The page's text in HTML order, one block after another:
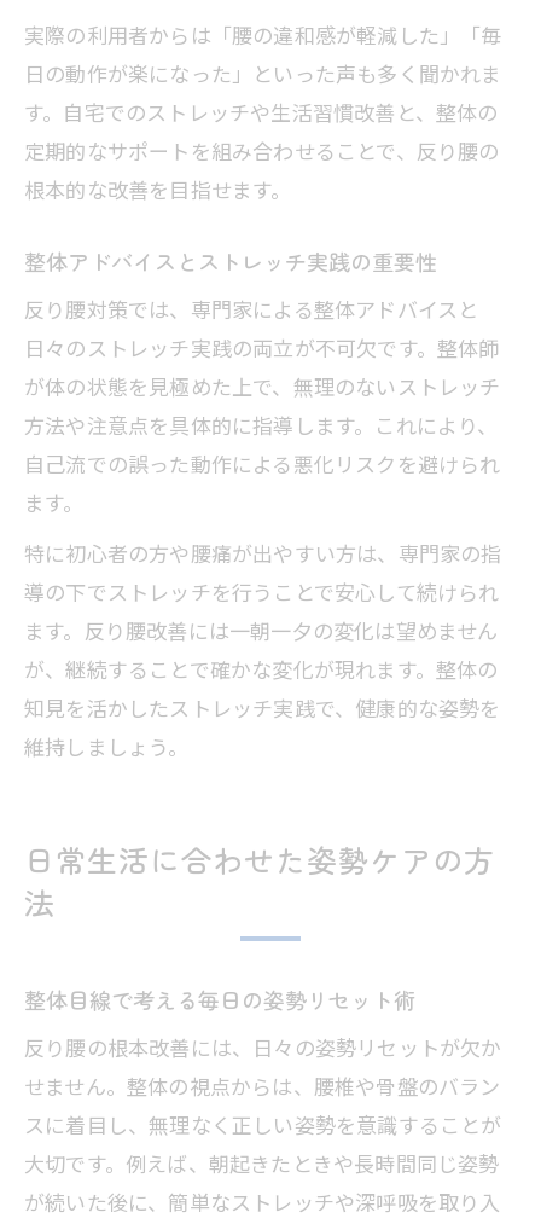
実際の利用者からは「腰の違和感が軽減した」「毎
日の動作が楽になった」といった声も多く聞かれま
す。自宅でのストレッチや生活習慣改善と、整体の
定期的なサポートを組み合わせることで、反り腰の
根本的な改善を目指せます。
整体アドバイスとストレッチ実践の重要性
反り腰対策では、専門家による整体アドバイスと
日々のストレッチ実践の両立が不可欠です。整体師
が体の状態を見極めた上で、無理のないストレッチ
方法や注意点を具体的に指導します。これにより、
自己流での誤った動作による悪化リスクを避けられ
ます。
特に初心者の方や腰痛が出やすい方は、専門家の指
導の下でストレッチを行うことで安心して続けられ
ます。反り腰改善には一朝一夕の変化は望めません
が、継続することで確かな変化が現れます。整体の
知見を活かしたストレッチ実践で、健康的な姿勢を
維持しましょう。
日常生活に合わせた姿勢ケアの方
法
整体目線で考える毎日の姿勢リセット術
反り腰の根本改善には、日々の姿勢リセットが欠か
せません。整体の視点からは、腰椎や骨盤のバラン
スに着目し、無理なく正しい姿勢を意識することが
大切です。例えば、朝起きたときや長時間同じ姿勢
が続いた後に、簡単なストレッチや深呼吸を取り入